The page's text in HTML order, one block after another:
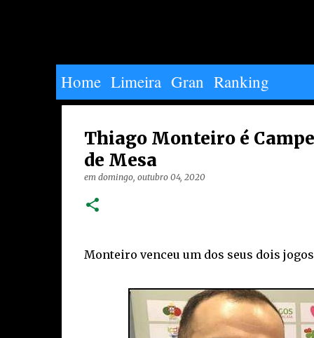
Home Limeira Gran Ranking
Thiago Monteiro é
de Mesa
em domingo, outubro 04, 2020
Monteiro venceu um dos seus dois